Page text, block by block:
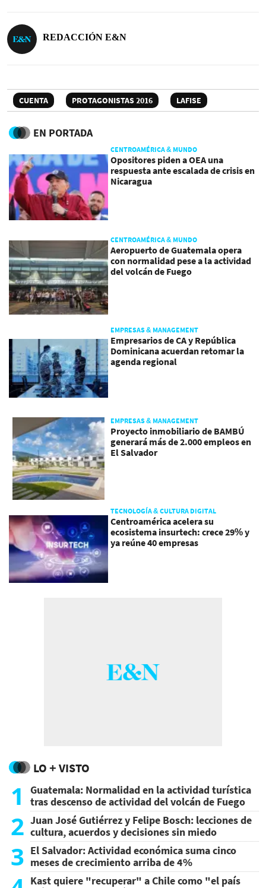
REDACCIÓN E&N
CUENTA PROTAGONISTAS 2016 LAFISE
EN PORTADA
CENTROAMÉRICA & MUNDO
Opositores piden a OEA una
respuesta ante escalada de crisis en
Nicaragua
CENTROAMÉRICA & MUNDO
Aeropuerto de Guatemala opera
con normalidad pese a la actividad
del volcán de Fuego
EMPRESAS & MANAGEMENT
Empresarios de CA y República
Dominicana acuerdan retomar la
agenda regional
EMPRESAS & MANAGEMENT
Proyecto inmobiliario de BAMBÚ
generará más de 2.000 empleos en
El Salvador
TECNOLOGÍA & CULTURA DIGITAL
Centroamérica acelera su
ecosistema insurtech: crece 29% y
ya reúne 40 empresas
LO + VISTO
1
Guatemala: Normalidad en la actividad turística
tras descenso de actividad del volcán de Fuego
2 Juan José Gutiérrez y Felipe Bosch: lecciones de
cultura, acuerdos y decisiones sin miedo
3 El Salvador: Actividad económica suma cinco
meses de crecimiento arriba de 4%
Kast quiere "recuperar" a Chile como "el país